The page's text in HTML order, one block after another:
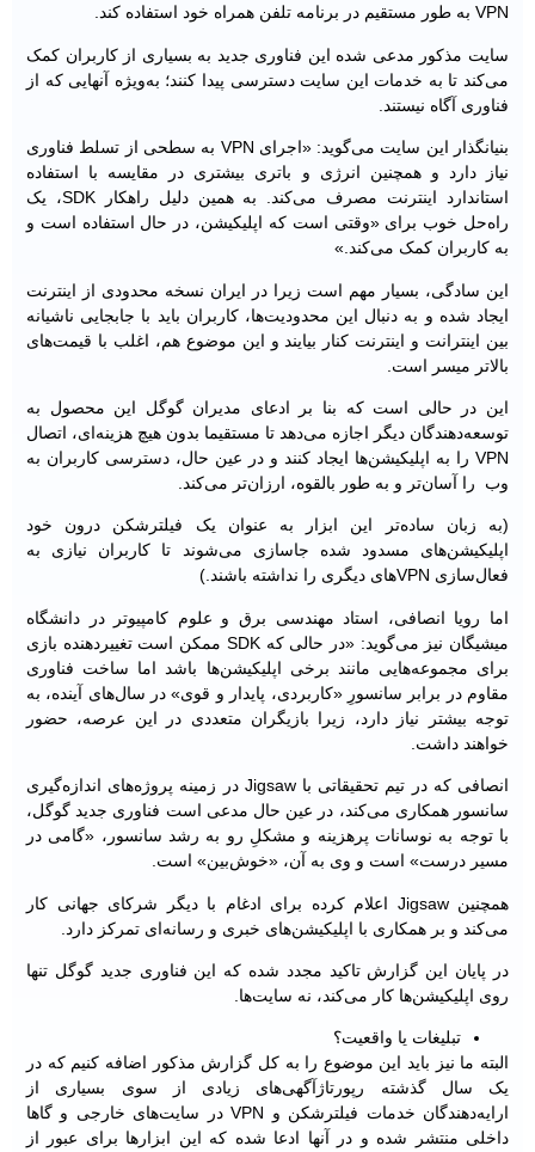
VPN به طور مستقیم در برنامه تلفن همراه خود استفاده کند.
سایت مذکور مدعی شده این فناوری جدید به بسیاری از کاربران کمک
می‌کند تا به خدمات این ‌سایت دسترسی پیدا کنند؛ به‌ویژه آنهایی که از
فناوری آگاه نیستند.
بنیانگذار این سایت می‌گوید: «اجرای VPN به سطحی از تسلط فناوری
نیاز دارد و همچنین انرژی و باتری بیشتری در مقایسه با استفاده
استاندارد اینترنت مصرف می‌کند. به همین دلیل راهکار SDK، یک
راه‌حل خوب برای «وقتی است که اپلیکیشن، در حال استفاده است و
به کاربران کمک می‌کند.»
این سادگی، بسیار مهم است زیرا در ایران نسخه محدودی از اینترنت
ایجاد شده و به دنبال این محدودیت‌ها، کاربران باید با جابجایی ناشیانه
بین اینترانت و اینترنت کنار بیایند و این موضوع هم، اغلب با قیمت‌های
بالاتر میسر است.
این در حالی است که بنا بر ادعای مدیران گوگل این محصول به
توسعه‌دهندگان دیگر اجازه می‌دهد تا مستقیما بدون هیچ هزینه‌ای، اتصال
VPN را به اپلیکیشن‌ها ایجاد کنند و در عین حال، دسترسی کاربران به
وب را آسان‌تر و به طور بالقوه، ارزان‌تر می‌کند.
(به زبان ساده‌تر این ابزار به عنوان یک فیلترشکن درون خود
اپلیکیشن‌های مسدود شده جاسازی می‌شوند تا کاربران نیازی به
فعال‌سازی VPNهای دیگری را نداشته باشند.)
اما رویا انصافی، استاد مهندسی برق و علوم کامپیوتر در دانشگاه
میشیگان نیز می‌گوید: «در حالی که SDK ممکن است تغییردهنده بازی
برای مجموعه‌هایی مانند برخی اپلیکیشن‌ها باشد اما ساخت فناوری
مقاوم در برابر سانسورِ «کاربردی، پایدار و قوی» در سال‌های آینده، به
توجه بیشتر نیاز دارد، زیرا بازیگران متعددی در این عرصه، حضور
خواهند داشت.
انصافی که در تیم تحقیقاتی با Jigsaw در زمینه پروژه‌های اندازه‌گیری
سانسور همکاری می‌کند، در عین حال مدعی است فناوری جدید گوگل،
با توجه به نوسانات پرهزینه و مشکلِ رو به رشد سانسور، «گامی در
مسیر درست» است و وی به آن، «خوش‌بین» است.
همچنین Jigsaw اعلام کرده برای ادغام با دیگر شرکای جهانی کار
می‌کند و بر همکاری با اپلیکیشن‌های خبری و رسانه‌ای تمرکز دارد.
در پایان این گزارش تاکید مجدد شده که این فناوری جدید گوگل تنها
روی اپلیکیشن‌ها کار می‌کند، نه سایت‌ها.
تبلیغات یا واقعیت؟
البته ما نیز باید این موضوع را به کل گزارش مذکور اضافه کنیم که در
یک سال گذشته رپورتاژآگهی‌های زیادی از سوی بسیاری از
ارایه‌دهندگان خدمات فیلترشکن و VPN در سایت‌های خارجی و گاها
داخلی منتشر شده و در آنها ادعا شده که این ابزارها برای عبور از